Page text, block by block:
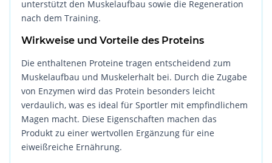
unterstützt den Muskelaufbau sowie die Regeneration
nach dem Training.
Wirkweise und Vorteile des Proteins
Die enthaltenen Proteine tragen entscheidend zum
Muskelaufbau und Muskelerhalt bei. Durch die Zugabe
von Enzymen wird das Protein besonders leicht
verdaulich, was es ideal für Sportler mit empfindlichem
Magen macht. Diese Eigenschaften machen das
Produkt zu einer wertvollen Ergänzung für eine
eiweißreiche Ernährung.